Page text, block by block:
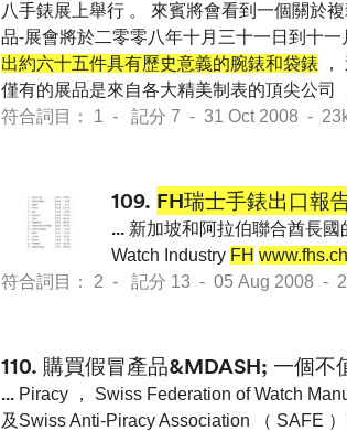
八手錶展上舉行 。 來賓將會看到一個關於
品-展會將於二零零八年十月三十一日到十
出約六十五件具有歷史意義的腕錶和袋錶
僅有的展品是來自各大精美制表的頂尖公司
符合詞目： 1 - 記分 7 - 31 Oct 2008 -
109. FH瑞士手錶出口報
... 新加坡和阿拉伯聯合酋長
Watch Industry FH www.fhs.ch
符合詞目： 2 - 記分 13 - 05 Aug 2008 -
110. 購買假冒產品&MDASH; 一個不
... Piracy ， Swiss Federation of Watch
及Swiss Anti-Piracy Association （ SAFE